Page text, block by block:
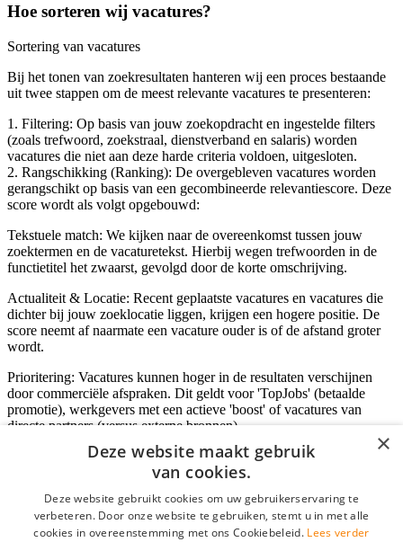
Hoe sorteren wij vacatures?
Sortering van vacatures
Bij het tonen van zoekresultaten hanteren wij een proces bestaande
uit twee stappen om de meest relevante vacatures te presenteren:
1. Filtering: Op basis van jouw zoekopdracht en ingestelde filters
(zoals trefwoord, zoekstraal, dienstverband en salaris) worden
vacatures die niet aan deze harde criteria voldoen, uitgesloten.
2. Rangschikking (Ranking): De overgebleven vacatures worden
gerangschikt op basis van een gecombineerde relevantiescore. Deze
score wordt als volgt opgebouwd:
Tekstuele match: We kijken naar de overeenkomst tussen jouw
zoektermen en de vacaturetekst. Hierbij wegen trefwoorden in de
functietitel het zwaarst, gevolgd door de korte omschrijving.
Actualiteit & Locatie: Recent geplaatste vacatures en vacatures die
dichter bij jouw zoeklocatie liggen, krijgen een hogere positie. De
score neemt af naarmate een vacature ouder is of de afstand groter
wordt.
Prioritering: Vacatures kunnen hoger in de resultaten verschijnen
door commerciële afspraken. Dit geldt voor 'TopJobs' (betaalde
promotie), werkgevers met een actieve 'boost' of vacatures van
directe partners (versus externe bronnen).
Inloggen als bedrijf
*
×
Deze website maakt gebruik
van cookies.
Deze website gebruikt cookies om uw gebruikerservaring te
verbeteren. Door onze website te gebruiken, stemt u in met alle
cookies in overeenstemming met ons Cookiebeleid. Lees verder